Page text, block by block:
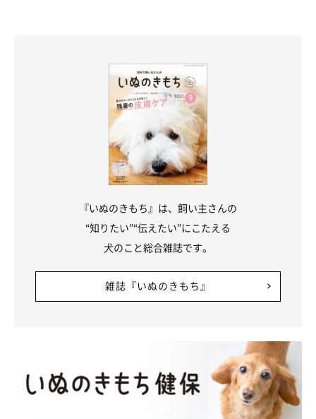
『いぬのきもち』は、飼い主さんの
“知りたい”“伝えたい”にこたえる
犬のこと総合雑誌です。
雑誌『いぬのきもち』